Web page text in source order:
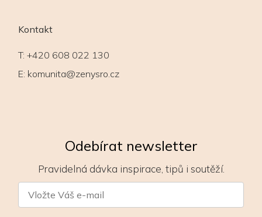
Kontakt
T: +420 608 022 130
E: komunita@zenysro.cz
Odebírat newsletter
Pravidelná dávka inspirace, tipů i soutěží.